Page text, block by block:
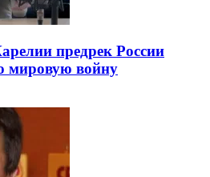
предрек России
мировую войну